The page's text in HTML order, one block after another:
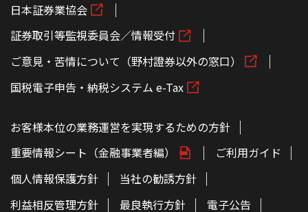
日本証券業協会
証券取引等監視委員会／情報受付
ご意見・苦情について（野村證券以外の窓口）
国税電子申告・納税システム e-Tax
お客様本位の業務運営を実現するための方針
重要情報シート（金融事業者編）
ご利用ガイド
個人情報保護方針
当社の勧誘方針
利益相反管理方針
最良執行方針
電子公告